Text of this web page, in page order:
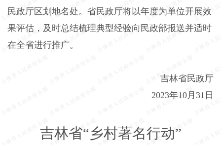
民政厅区划地名处。省民政厅将以年度为单位开展效
果评估，及时总结梳理典型经验向民政部报送并适时
在全省进行推广。
吉林省民政厅
2023年10 月 31 日
吉林省“乡村著名行动”